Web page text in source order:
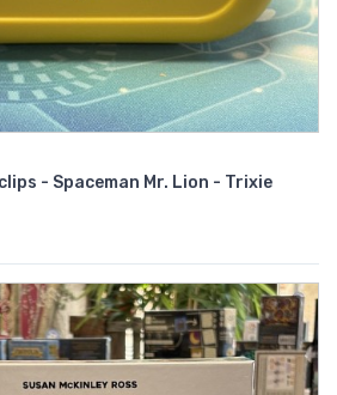
- Spaceman Mr. Lion - Trixie